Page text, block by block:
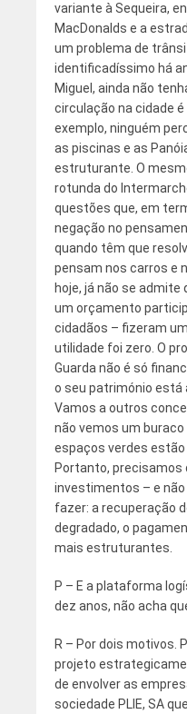
variante à Sequeira,
MacDonalds e a
um problema de
identificadíssimo há
Miguel, ainda não
circulação na cidade
exemplo, ninguém
as piscinas e as
estruturante. O
rotunda do
questões que, em
negação no
quando têm que
pensam nos carros e
hoje, já não se
um orçamento
cidadãos – fizeram
utilidade foi zero. O
Guarda não é só
o seu património está
Vamos a outros
não vemos um buraco
espaços verdes
Portanto, precisamos
investimentos – e
fazer: a recuperação
degradado, o
mais estruturantes.
P – E a plataforma
dez anos, não acha
R – Por dois motivos.
projeto
de envolver as
sociedade PLIE, SA